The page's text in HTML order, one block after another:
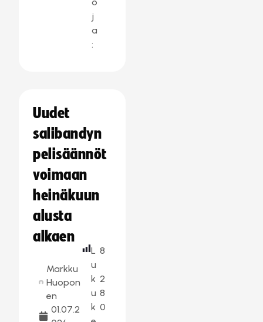
j
a
:
Uudet
salibandyn
pelisäännöt
voimaan
heinäkuun
alusta
alkaen
Markku
Huopon
en
01.07.2
L
u
k
u
k
8
2
8
0